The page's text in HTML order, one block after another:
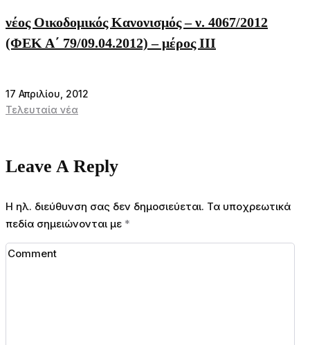
νέος Οικοδομικός Κανονισμός – ν. 4067/2012
(ΦΕΚ Α΄ 79/09.04.2012) – μέρος ΙΙΙ
17 Απριλίου, 2012
Τελευταία νέα
Leave A Reply
Η ηλ. διεύθυνση σας δεν δημοσιεύεται. Τα υποχρεωτικά
πεδία σημειώνονται με *